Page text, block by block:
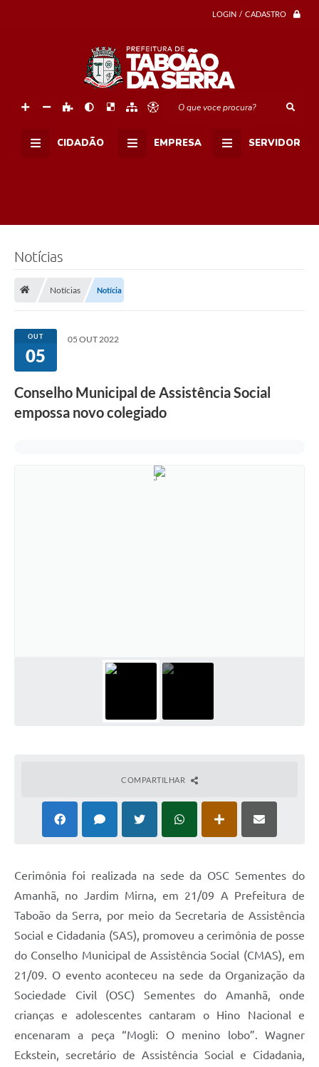
LOGIN / CADASTRO
O que voce procura?
CIDADÃO EMPRESA SERVIDOR
Notícias
Notícias Notícia
OUT
05
05 OUT 2022
Conselho Municipal de Assistência Social
empossa novo colegiado
COMPARTILHAR
Cerimônia foi realizada na sede da OSC Sementes do
Amanhã, no Jardim Mirna, em 21/09 A Prefeitura de
Taboão da Serra, por meio da Secretaria de Assistência
Social e Cidadania (SAS), promoveu a cerimônia de posse
do Conselho Municipal de Assistência Social (CMAS), em
21/09. O evento aconteceu na sede da Organização da
Sociedade Civil (OSC) Sementes do Amanhã, onde
crianças e adolescentes cantaram o Hino Nacional e
encenaram a peça “Mogli: O menino lobo”. Wagner
Eckstein, secretário de Assistência Social e Cidadania,